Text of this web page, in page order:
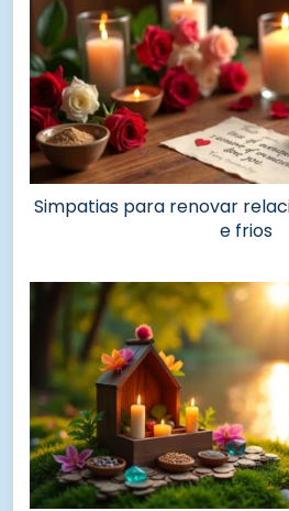
Simpatias para renovar
e frios